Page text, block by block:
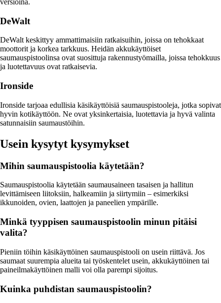
versioina.
DeWalt
DeWalt keskittyy ammattimaisiin ratkaisuihin, joissa on tehokkaat
moottorit ja korkea tarkkuus. Heidän akkukäyttöiset
saumauspistoolinsa ovat suosittuja rakennustyömailla, joissa tehokkuus
ja luotettavuus ovat ratkaisevia.
Ironside
Ironside tarjoaa edullisia käsikäyttöisiä saumauspistooleja, jotka sopivat
hyvin kotikäyttöön. Ne ovat yksinkertaisia, luotettavia ja hyvä valinta
satunnaisiin saumaustöihin.
Usein kysytyt kysymykset
Mihin saumauspistoolia käytetään?
Saumauspistoolia käytetään saumausaineen tasaisen ja hallitun
levittämiseen liitoksiin, halkeamiin ja siirtymiin – esimerkiksi
ikkunoiden, ovien, laattojen ja paneelien ympärille.
Minkä tyyppisen saumauspistoolin minun pitäisi
valita?
Pieniin töihin käsikäyttöinen saumauspistooli on usein riittävä. Jos
saumaat suurempia alueita tai työskentelet usein, akkukäyttöinen tai
paineilmakäyttöinen malli voi olla parempi sijoitus.
Kuinka puhdistan saumauspistoolin?